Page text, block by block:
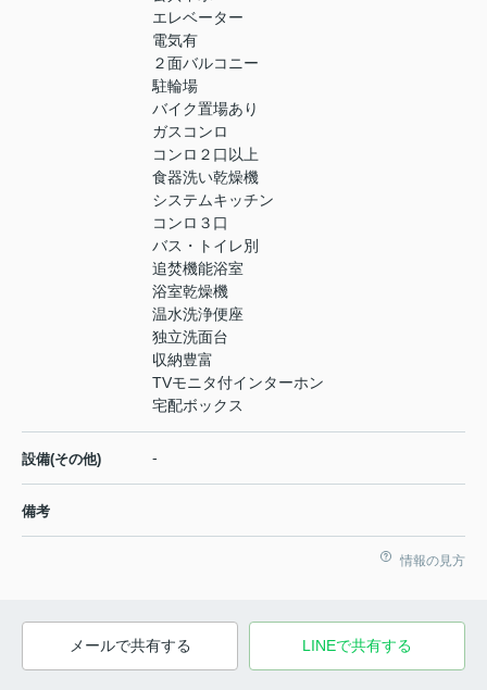
エレベーター
電気有
２面バルコニー
駐輪場
バイク置場あり
ガスコンロ
コンロ２口以上
食器洗い乾燥機
システムキッチン
コンロ３口
バス・トイレ別
追焚機能浴室
浴室乾燥機
温水洗浄便座
独立洗面台
収納豊富
TVモニタ付インターホン
宅配ボックス
設備(その他) -
備考
情報の見方
メールで共有する LINEで共有する